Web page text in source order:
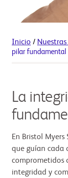
Inicio /
pilar fundamental
La
En Bristol
que guían cada
comprometidos
integridad y